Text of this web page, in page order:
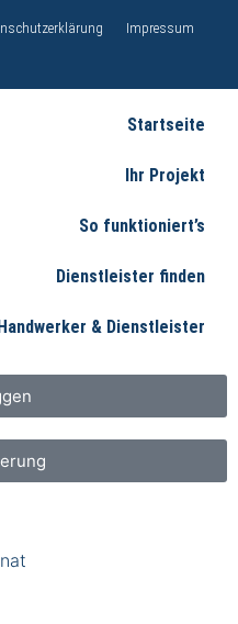
Impressum
Startseite
Ihr Projekt
So funktioniert’s
Dienstleister finden
& Dienstleister